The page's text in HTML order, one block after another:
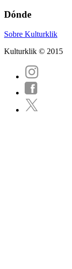
Dónde
Sobre Kulturklik
Kulturklik © 2015